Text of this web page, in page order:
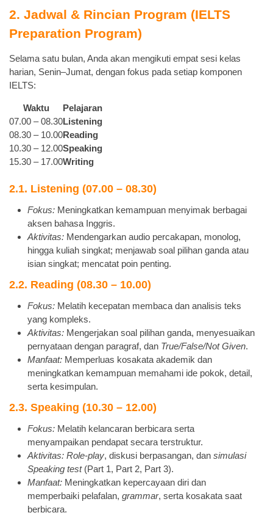
2. Jadwal & Rincian Program (IELTS
Preparation Program)
Selama satu bulan, Anda akan mengikuti empat sesi kelas
harian, Senin–Jumat, dengan fokus pada setiap komponen
IELTS:
Waktu
Pelajaran
07.00 – 08.30Listening
08.30 – 10.00Reading
10.30 – 12.00Speaking
15.30 – 17.00Writing
2.1. Listening (07.00 – 08.30)
Fokus: Meningkatkan kemampuan menyimak berbagai
aksen bahasa Inggris.
Aktivitas: Mendengarkan audio percakapan, monolog,
hingga kuliah singkat; menjawab soal pilihan ganda atau
isian singkat; mencatat poin penting.
2.2. Reading (08.30 – 10.00)
Fokus: Melatih kecepatan membaca dan analisis teks
yang kompleks.
Aktivitas: Mengerjakan soal pilihan ganda, menyesuaikan
pernyataan dengan paragraf, dan True/False/Not Given.
Manfaat: Memperluas kosakata akademik dan
meningkatkan kemampuan memahami ide pokok, detail,
serta kesimpulan.
2.3. Speaking (10.30 – 12.00)
Fokus: Melatih kelancaran berbicara serta
menyampaikan pendapat secara terstruktur.
Aktivitas: Role-play, diskusi berpasangan, dan simulasi
Speaking test(Part 1, Part 2, Part 3).
Manfaat: Meningkatkan kepercayaan diri dan
memperbaiki pelafalan, grammar, serta kosakata saat
berbicara.